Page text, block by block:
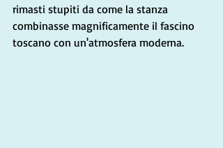
rimasti stupiti da come la stanza
combinasse magnificamente il fascino
toscano con un'atmosfera moderna.